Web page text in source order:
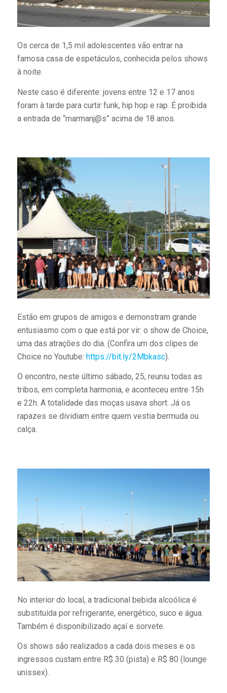
Os cerca de 1,5 mil adolescentes vão entrar na
famosa casa de espetáculos, conhecida pelos shows
à noite.
Neste caso é diferente: jovens entre 12 e 17 anos
foram à tarde para curtir funk, hip hop e rap. É proibida
a entrada de “marmanj@s” acima de 18 anos.
Estão em grupos de amigos e demonstram grande
entusiasmo com o que está por vir: o show de Choice,
uma das atrações do dia. (Confira um dos clipes de
Choice no Youtube: https://bit.ly/2Mbkasc).
O encontro, neste último sábado, 25, reuniu todas as
tribos, em completa harmonia, e aconteceu entre 15h
e 22h. A totalidade das moças usava short. Já os
rapazes se dividiam entre quem vestia bermuda ou
calça.
No interior do local, a tradicional bebida alcoólica é
substituída por refrigerante, energético, suco e água.
Também é disponibilizado açaí e sorvete.
Os shows são realizados a cada dois meses e os
ingressos custam entre R$ 30 (pista) e R$ 80 (lounge
unissex).